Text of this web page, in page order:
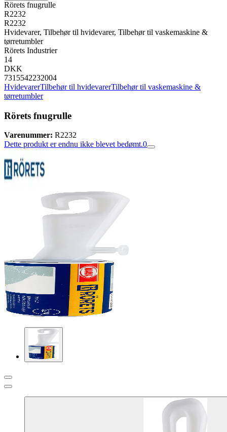
Rörets fnugrulle
R2232
R2232
Hvidevarer, Tilbehør til hvidevarer, Tilbehør til vaskemaskine &
tørretumbler
Rörets Industrier
14
DKK
7315542232004
HvidevarerTilbehør til hvidevarerTilbehør til vaskemaskine &
tørretumbler
Rörets fnugrulle
Varenummer: R2232
Dette produkt er endnu ikke blevet bedømt.0